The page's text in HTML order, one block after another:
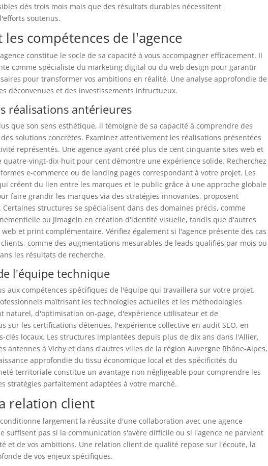
dès trois mois mais que des résultats durables nécessitent
soutenus.
compétences de l'agence
constitue le socle de sa capacité à vous accompagner efficacement. Il
comme spécialiste du marketing digital ou du web design pour garantir
pour transformer vos ambitions en réalité. Une analyse approfondie de
déconvenues et des investissements infructueux.
réalisations antérieures
que son sens esthétique, il témoigne de sa capacité à comprendre des
solutions concrètes. Examinez attentivement les réalisations présentées
représentés. Une agence ayant créé plus de cent cinquante sites web et
vingt-dix-huit pour cent démontre une expérience solide. Recherchez
e-commerce ou de landing pages correspondant à votre projet. Les
créent du lien entre les marques et le public grâce à une approche globale
faire grandir les marques via des stratégies innovantes, proposent
structures se spécialisent dans des domaines précis, comme
ou Jimagein en création d'identité visuelle, tandis que d'autres
et print complémentaire. Vérifiez également si l'agence présente des cas
comme des augmentations mesurables de leads qualifiés par mois ou
les résultats de recherche.
l'équipe technique
aux compétences spécifiques de l'équipe qui travaillera sur votre projet.
maîtrisant les technologies actuelles et les méthodologies
naturel, d'optimisation on-page, d'expérience utilisateur et de
sur les certifications détenues, l'expérience collective en audit SEO, en
clés locaux. Les structures implantées depuis plus de dix ans dans l'Allier,
antennes à Vichy et dans d'autres villes de la région Auvergne Rhône-Alpes,
approfondie du tissu économique local et des spécificités du
territoriale constitue un avantage non négligeable pour comprendre les
stratégies parfaitement adaptées à votre marché.
relation client
largement la réussite d'une collaboration avec une agence
suffisent pas si la communication s'avère difficile ou si l'agence ne parvient
et de vos ambitions. Une relation client de qualité repose sur l'écoute, la
de vos enjeux spécifiques.